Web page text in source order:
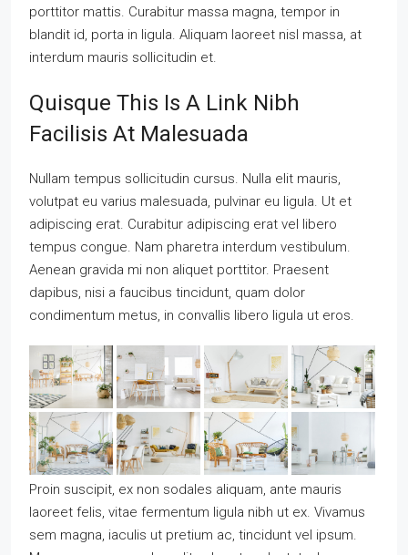
porttitor mattis. Curabitur massa magna, tempor in
blandit id, porta in ligula. Aliquam laoreet nisl massa, at
interdum mauris sollicitudin et.
Quisque This Is A Link Nibh
Facilisis At Malesuada
Nullam tempus sollicitudin cursus. Nulla elit mauris,
volutpat eu varius malesuada, pulvinar eu ligula. Ut et
adipiscing erat. Curabitur adipiscing erat vel libero
tempus congue. Nam pharetra interdum vestibulum.
Aenean gravida mi non aliquet porttitor. Praesent
dapibus, nisi a faucibus tincidunt, quam dolor
condimentum metus, in convallis libero ligula ut eros.
Proin suscipit, ex non sodales aliquam, ante mauris
laoreet felis, vitae fermentum ligula nibh ut ex. Vivamus
sem magna, iaculis ut pretium ac, tincidunt vel ipsum.